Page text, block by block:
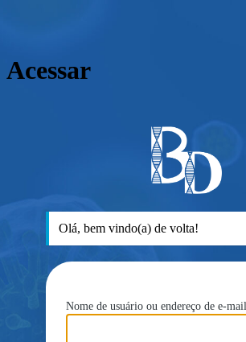
Acessar
Olá, bem vindo(a) de volta!
Nome de usuário ou endereço de e-mail